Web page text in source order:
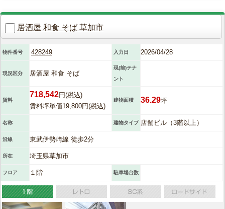
居酒屋 和食 そば 草加市
物件番号 428249 入力日 2026/04/28
現況区分 居酒屋 和食 そば
現(前)テナ
ント
賃料
718,542円(税込)
賃料坪単価19,800円(税込)
建物面積 36.29坪
名称 建物タイプ 店舗ビル（3階以上）
沿線 東武伊勢崎線 徒歩2分
所在 埼玉県草加市
フロア １階 駐車場台数